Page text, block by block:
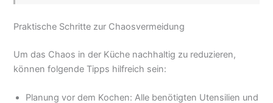
Praktische Schritte zur Chaosvermeidung
Um das Chaos in der Küche nachhaltig zu reduzieren,
können folgende Tipps hilfreich sein:
Planung vor dem Kochen: Alle benötigten Utensilien und